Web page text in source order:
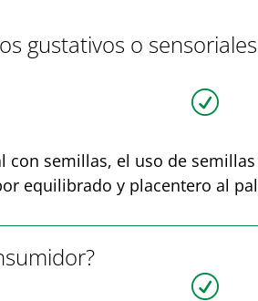
gustativos o
R
con semillas, el uso de
equilibrado y placentero al
R